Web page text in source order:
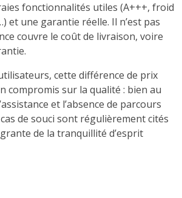
fonctionnalités utiles (A+++, froid
et une garantie réelle. Il n’est pas
couvre le coût de livraison, voire
cette différence de prix
compromis sur la qualité : bien au
et l’absence de parcours
de souci sont régulièrement cités
de la tranquillité d’esprit